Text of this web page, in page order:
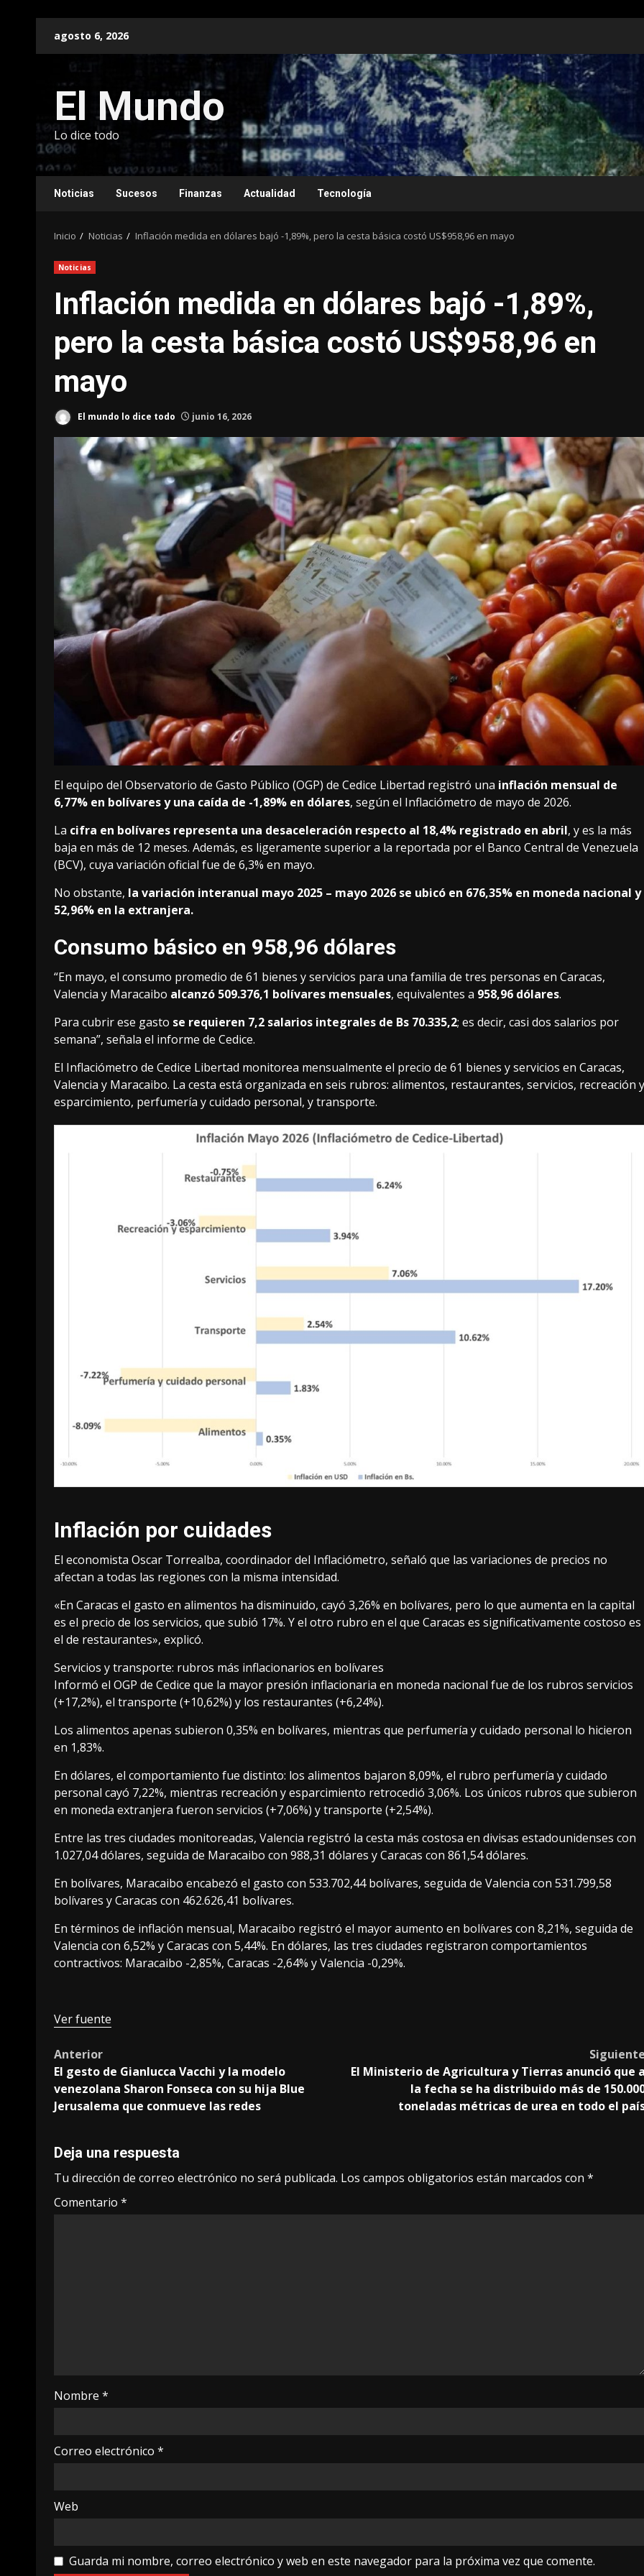
agosto 6, 2026
El Mundo
Lo dice todo
Noticias Sucesos Finanzas Actualidad Tecnología
Inicio Noticias Inflación medida en dólares bajó -1,89%, pero la cesta básica costó US$958,96 en mayo
Noticias
Inflación medida en dólares bajó -1,89%,
pero la cesta básica costó US$958,96 en
mayo
El mundo lo dice todo junio 16, 2026
El equipo del Observatorio de Gasto Público (OGP) de Cedice Libertad registró una inflación mensual de
6,77% en bolívares y una caída de -1,89% en dólares, según el Inflaciómetro de mayo de 2026.
La cifra en bolívares representa una desaceleración respecto al 18,4% registrado en abril, y es la más
baja en más de 12 meses. Además, es ligeramente superior a la reportada por el Banco Central de Venezuela
(BCV), cuya variación oficial fue de 6,3% en mayo.
No obstante, la variación interanual mayo 2025 – mayo 2026 se ubicó en 676,35% en moneda nacional y
52,96% en la extranjera.
Consumo básico en 958,96 dólares
“En mayo, el consumo promedio de 61 bienes y servicios para una familia de tres personas en Caracas,
Valencia y Maracaibo alcanzó 509.376,1 bolívares mensuales, equivalentes a 958,96 dólares.
Para cubrir ese gasto se requieren 7,2 salarios integrales de Bs 70.335,2; es decir, casi dos salarios por
semana”, señala el informe de Cedice.
El Inflaciómetro de Cedice Libertad monitorea mensualmente el precio de 61 bienes y servicios en Caracas,
Valencia y Maracaibo. La cesta está organizada en seis rubros: alimentos, restaurantes, servicios, recreación y
esparcimiento, perfumería y cuidado personal, y transporte.
Inflación por cuidades
El economista Oscar Torrealba, coordinador del Inflaciómetro, señaló que las variaciones de precios no
afectan a todas las regiones con la misma intensidad.
«En Caracas el gasto en alimentos ha disminuido, cayó 3,26% en bolívares, pero lo que aumenta en la capital
es el precio de los servicios, que subió 17%. Y el otro rubro en el que Caracas es significativamente costoso es
el de restaurantes», explicó.
Servicios y transporte: rubros más inflacionarios en bolívares
Informó el OGP de Cedice que la mayor presión inflacionaria en moneda nacional fue de los rubros servicios
(+17,2%), el transporte (+10,62%) y los restaurantes (+6,24%).
Los alimentos apenas subieron 0,35% en bolívares, mientras que perfumería y cuidado personal lo hicieron
en 1,83%.
En dólares, el comportamiento fue distinto: los alimentos bajaron 8,09%, el rubro perfumería y cuidado
personal cayó 7,22%, mientras recreación y esparcimiento retrocedió 3,06%. Los únicos rubros que subieron
en moneda extranjera fueron servicios (+7,06%) y transporte (+2,54%).
Entre las tres ciudades monitoreadas, Valencia registró la cesta más costosa en divisas estadounidenses con
1.027,04 dólares, seguida de Maracaibo con 988,31 dólares y Caracas con 861,54 dólares.
En bolívares, Maracaibo encabezó el gasto con 533.702,44 bolívares, seguida de Valencia con 531.799,58
bolívares y Caracas con 462.626,41 bolívares.
En términos de inflación mensual, Maracaibo registró el mayor aumento en bolívares con 8,21%, seguida de
Valencia con 6,52% y Caracas con 5,44%. En dólares, las tres ciudades registraron comportamientos
contractivos: Maracaibo -2,85%, Caracas -2,64% y Valencia -0,29%.
Ver fuente
Post
navigation
Anterior
El gesto de Gianlucca Vacchi y la modelo
venezolana Sharon Fonseca con su hija Blue
Jerusalema que conmueve las redes
El Ministerio de Agricultura y Tierras anunció que
la fecha se ha distribuido más de
toneladas métricas de urea en todo el
Deja una respuesta
Tu dirección de correo electrónico no será publicada. Los campos obligatorios están marcados con *
Comentario *
Nombre *
Correo electrónico *
Web
Guarda mi nombre, correo electrónico y web en este navegador para la próxima vez que comente.